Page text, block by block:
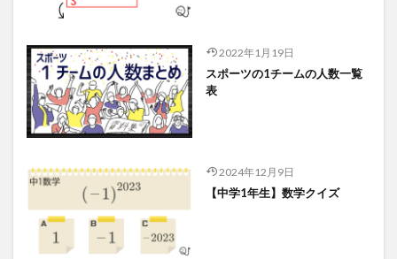
2022年1月19日
スポーツの1チームの人数一覧
表
2024年12月9日
【中学1年生】数学クイズ